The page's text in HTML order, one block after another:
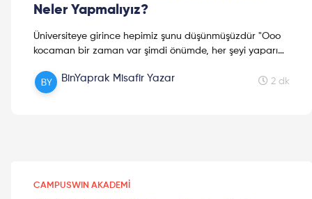
Neler Yapmalıyız?
Üniversiteye girince hepimiz şunu düşünmüşüzdür "Ooo
kocaman bir zaman var şimdi önümde, her şeyi yaparım
konuşuluyor, iş bulma dertleri sarmış dört bir yanı! Mezun
olmadan önce neler yapabiliriz birlikte bakalım, iyi
BinYaprak Misafir Yazar 2 dk
CAMPUSWIN AKADEMI